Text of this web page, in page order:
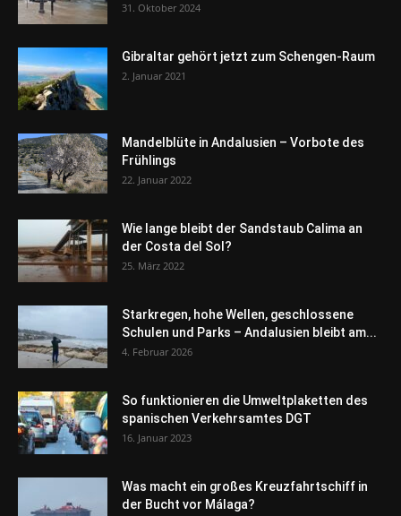
31. Oktober 2024
Gibraltar gehört jetzt zum Schengen-Raum
2. Januar 2021
Mandelblüte in Andalusien – Vorbote des
Frühlings
22. Januar 2022
Wie lange bleibt der Sandstaub Calima an
der Costa del Sol?
25. März 2022
Starkregen, hohe Wellen, geschlossene
Schulen und Parks – Andalusien bleibt am...
4. Februar 2026
So funktionieren die Umweltplaketten des
spanischen Verkehrsamtes DGT
16. Januar 2023
Was macht ein großes Kreuzfahrtschiff in
der Bucht vor Málaga?